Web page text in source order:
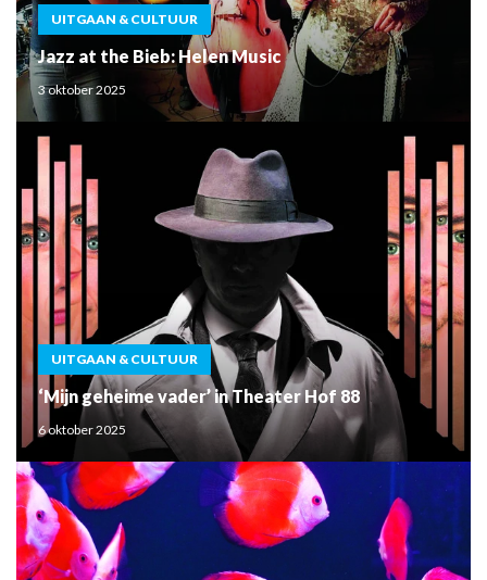
UITGAAN & CULTUUR
Jazz at the Bieb: Helen Music
3 oktober 2025
UITGAAN & CULTUUR
‘Mijn geheime vader’ in Theater Hof 88
6 oktober 2025